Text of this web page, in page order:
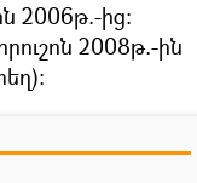
2006թ.-ից:
2008թ.-ին